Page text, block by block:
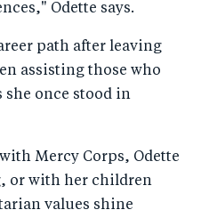
Odette says.
path after leaving
assisting those who
she once stood in
Mercy Corps, Odette
or with her children
values shine